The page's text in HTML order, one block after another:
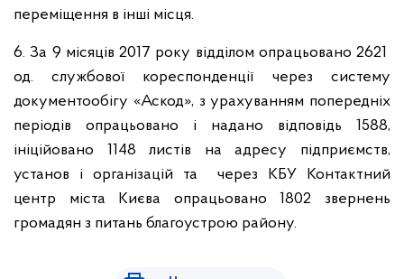
переміщення в інші місця.
6. За 9 місяців 2017 року відділом опрацьовано 2621
од. службової кореспонденції через систему
документообігу «Аскод», з урахуванням попередніх
періодів опрацьовано і надано відповідь 1588,
ініційовано 1148 листів на адресу підприємств,
установ і організацій та через КБУ Контактний
центр міста Києва опрацьовано 1802 звернень
громадян з питань благоустрою району.